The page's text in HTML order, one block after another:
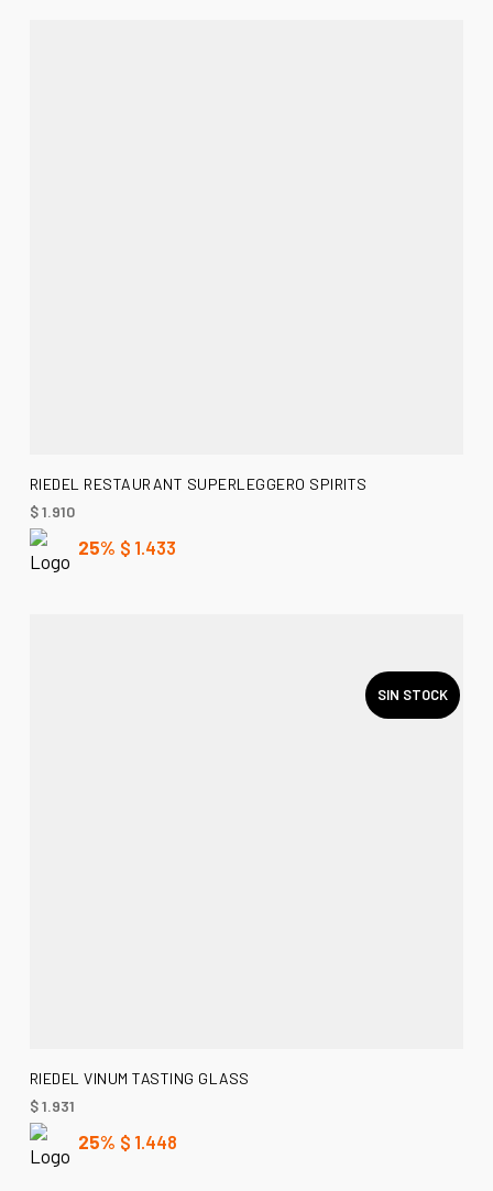
AÑADIR AL CARRITO
RIEDEL RESTAURANT SUPERLEGGERO SPIRITS
$1.910
25% $ 1.433
SIN STOCK
LEER MÁS
RIEDEL VINUM TASTING GLASS
$1.931
25% $ 1.448